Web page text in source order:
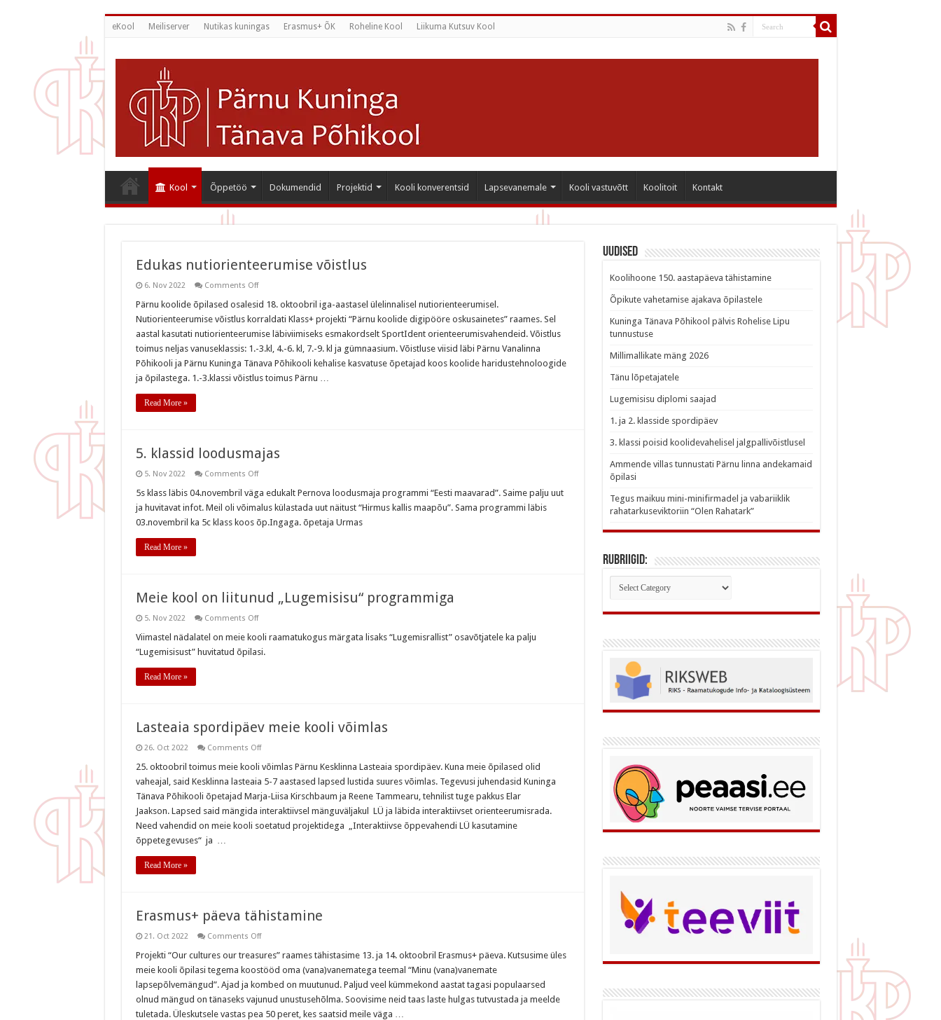
eKool Meiliserver Nutikas kuningas Erasmus+ ÕK Roheline Kool Liikuma Kutsuv Kool
Kool Õppetöö Dokumendid Projektid Kooli konverentsid Lapsevanemale Kooli vastuvõtt Koolitoit Kontakt
Edukas nutiorienteerumise võistlus
6. Nov 2022 Comments Offon
nutiorienteerumise
Pärnu koolide õpilased osalesid 18. oktoobril iga-aastasel ülelinnalisel nutiorienteerumisel.
Nutiorienteerumise võistlus korraldati Klass+ projekti “Pärnu koolide digipööre oskusainetes” raames. Sel
aastal kasutati nutiorienteerumise läbiviimiseks esmakordselt SportIdent orienteerumisvahendeid. Võistlus
toimus neljas vanuseklassis: 1.-3.kl, 4.-6. kl, 7.-9. kl ja gümnaasium. Võistluse viisid läbi Pärnu Vanalinna
Põhikooli ja Pärnu Kuninga Tänava Põhikooli kehalise kasvatuse õpetajad koos koolide haridustehnoloogide
ja õpilastega. 1.-3.klassi võistlus toimus Pärnu …
Read More »
5. klassid loodusmajas
5. Nov 2022 Comments Offon
klassid
loodusmajas
5s klass läbis 04.novembril väga edukalt Pernova loodusmaja programmi “Eesti maavarad”. Saime palju uut
ja huvitavat infot. Meil oli võimalus külastada uut näitust “Hirmus kallis maapõu”. Sama programmi läbis
03.novembril ka 5c klass koos õp.Ingaga. õpetaja Urmas
Read More »
Meie kool on liitunud „Lugemisisu“ programmiga
5. Nov 2022 Comments Offon
kool
liitunud
Viimastel nädalatel on meie kooli raamatukogus märgata lisaks “Lugemisrallist” osavõtjatele ka palju
“Lugemisisust” huvitatud õpilasi.
Read More »
Lasteaia spordipäev meie kooli võimlas
26. Oct 2022 Comments Offon
spordipäev
kooli
võimlas
25. oktoobril toimus meie kooli võimlas Pärnu Kesklinna Lasteaia spordipäev. Kuna meie õpilased olid
vaheajal, said Kesklinna lasteaia 5-7 aastased lapsed lustida suures võimlas. Tegevusi juhendasid Kuninga
Tänava Põhikooli õpetajad Marja-Liisa Kirschbaum ja Reene Tammearu, tehnilist tuge pakkus Elar
Jaakson. Lapsed said mängida interaktiivsel mänguväljakul LÜ ja läbida interaktiivset orienteerumisrada.
Need vahendid on meie kooli soetatud projektidega „Interaktiivse õppevahendi LÜ kasutamine
õppetegevuses“ ja …
Read More »
Erasmus+ päeva tähistamine
21. Oct 2022 Comments Offon
päeva
Projekti “Our cultures our treasures” raames tähistasime 13. ja 14. oktoobril Erasmus+ päeva. Kutsusime üles
meie kooli õpilasi tegema koostööd oma (vana)vanematega teemal “Minu (vana)vanemate
lapsepõlvemängud”. Ajad ja kombed on muutunud. Paljud veel kümmekond aastat tagasi populaarsed
olnud mängud on tänaseks vajunud unustusehõlma. Soovisime neid taas laste hulgas tutvustada ja meelde
tuletada. Üleskutsele vastas pea 50 peret, kes saatsid meile väga …
Uudised
Koolihoone 150. aastapäeva tähistamine
Õpikute vahetamise ajakava õpilastele
Kuninga Tänava Põhikool pälvis Rohelise Lipu
tunnustuse
Millimallikate mäng 2026
Tänu lõpetajatele
Lugemisisu diplomi saajad
1. ja 2. klasside spordipäev
3. klassi poisid koolidevahelisel jalgpallivõistlusel
Ammende villas tunnustati Pärnu linna andekamaid
õpilasi
Tegus maikuu mini-minifirmadel ja vabariiklik
rahatarkuseviktoriin “Olen Rahatark”
Rubriigid:
Rubriigid: